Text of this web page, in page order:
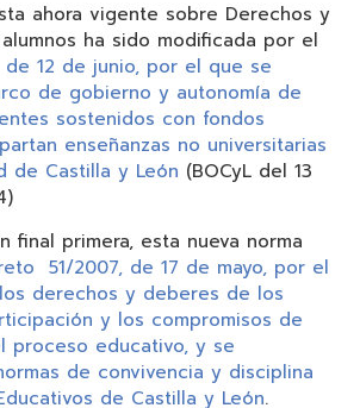
ahora vigente sobre Derechos y
ha sido modificada por el
de 12 de junio, por el que se
de gobierno y autonomía de
sostenidos con fondos
enseñanzas no universitarias
de Castilla y León (BOCyL del 13
final primera, esta nueva norma
51/2007, de 17 de mayo, por el
derechos y deberes de los
y los compromisos de
proceso educativo, y se
de convivencia y disciplina
de Castilla y León.